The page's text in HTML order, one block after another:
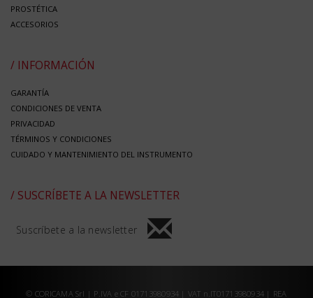
PROSTÉTICA
ACCESORIOS
/ INFORMACIÓN
GARANTÍA
CONDICIONES DE VENTA
PRIVACIDAD
TÉRMINOS Y CONDICIONES
CUIDADO Y MANTENIMIENTO DEL INSTRUMENTO
/ SUSCRÍBETE A LA NEWSLETTER
Suscríbete a la newsletter
© CORICAMA Srl | P.IVA e CF 01713980934 | VAT n.IT01713980934 | REA